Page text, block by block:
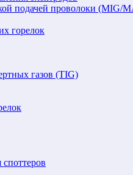
подачей проволоки (MIG/
горелок
газов (TIG)